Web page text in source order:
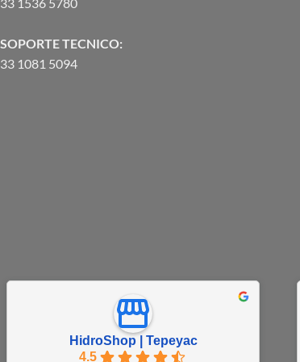
SOPORTE TECNICO:
33 1081 5094
HidroShop | Tepeyac
4.5